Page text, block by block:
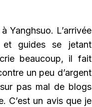
Yanghsuo. L’arrivée
et guides se jetant
beaucoup, il fait
un peu d’argent
pas mal de blogs
C’est un avis que je